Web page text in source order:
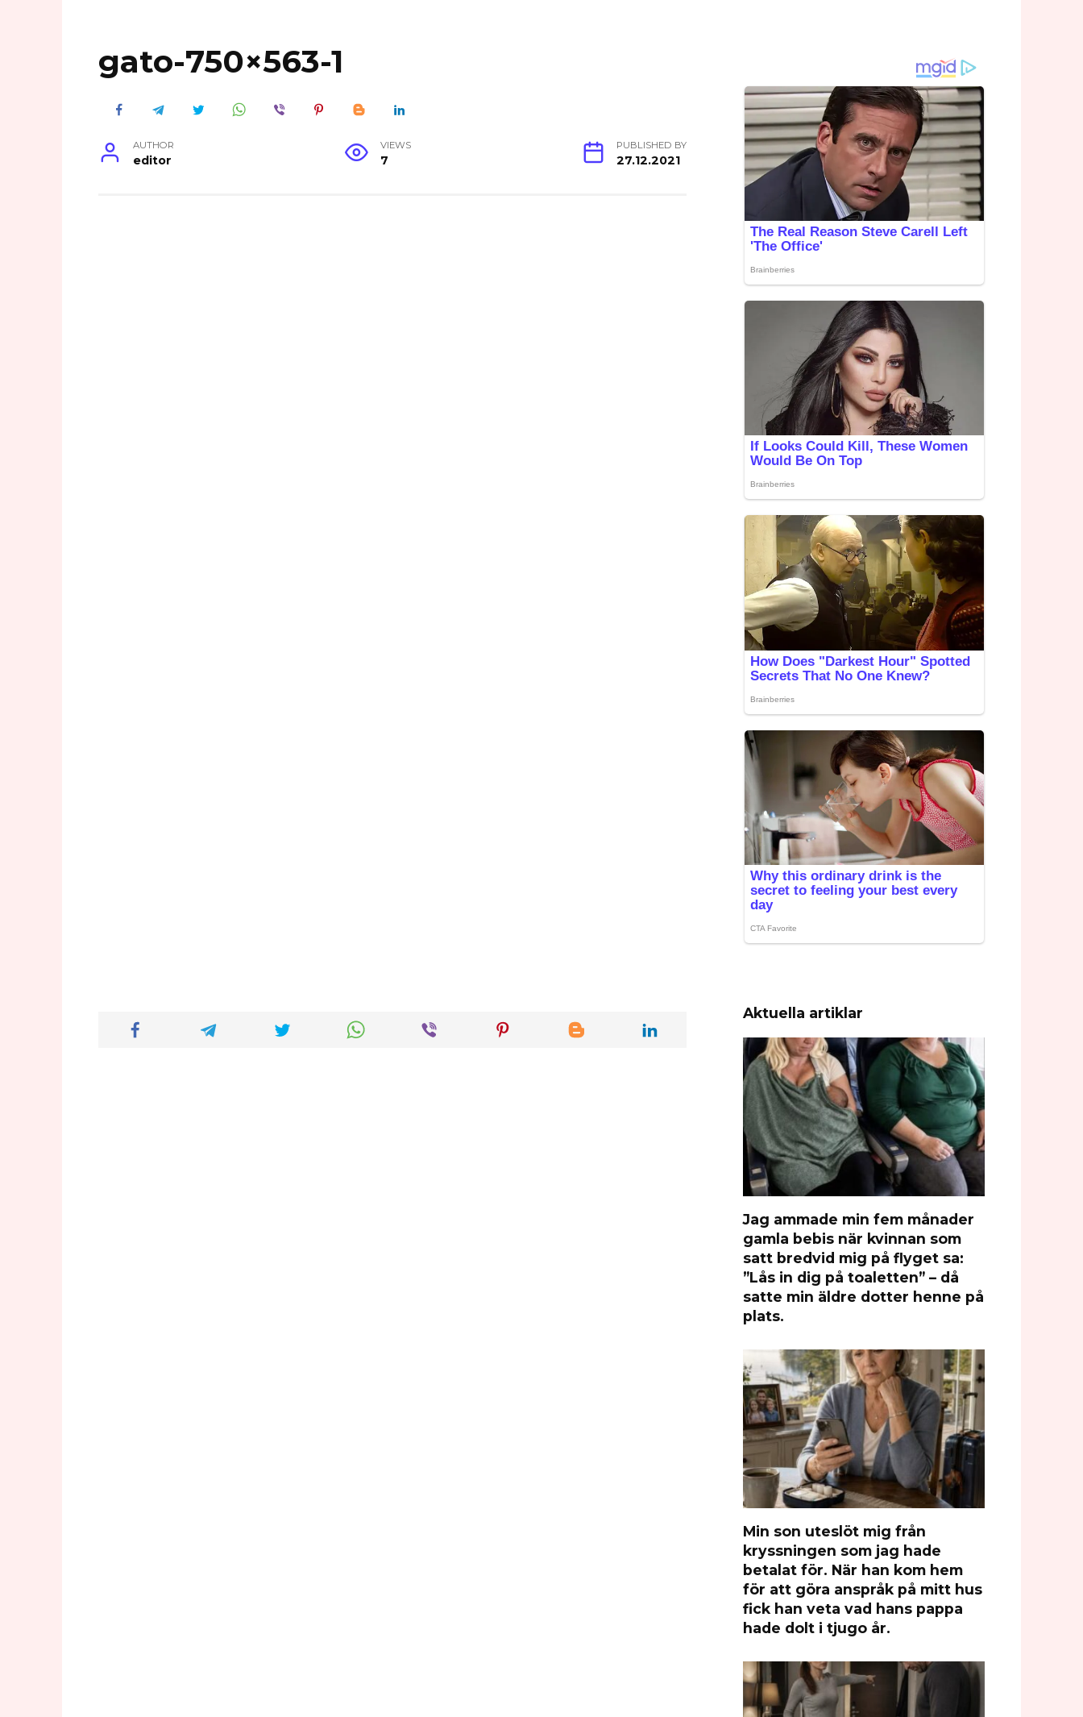
gato-750×563-1
AUTHOR
editor
VIEWS
7
PUBLISHED BY
27.12.2021
Aktuella artiklar
Jag ammade min fem månader
gamla bebis när kvinnan som
satt bredvid mig på flyget sa:
”Lås in dig på toaletten” – då
satte min äldre dotter henne på
plats.
Min son uteslöt mig från
kryssningen som jag hade
betalat för. När han kom hem
för att göra anspråk på mitt hus
fick han veta vad hans pappa
hade dolt i tjugo år.